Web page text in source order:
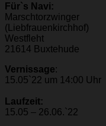
Für`s Navi:
Marschtorzwinger
(Liebfrauenkirchhof)
Westfleht
21614 Buxtehude
Vernissage:
15.05`22 um 14:00 Uhr
Laufzeit:
15.05 – 26.06.`22